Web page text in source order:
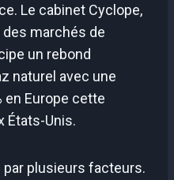
Le cabinet Cyclope,
des marchés de
un rebond
naturel avec une
en Europe cette
États-Unis.
par plusieurs facteurs.